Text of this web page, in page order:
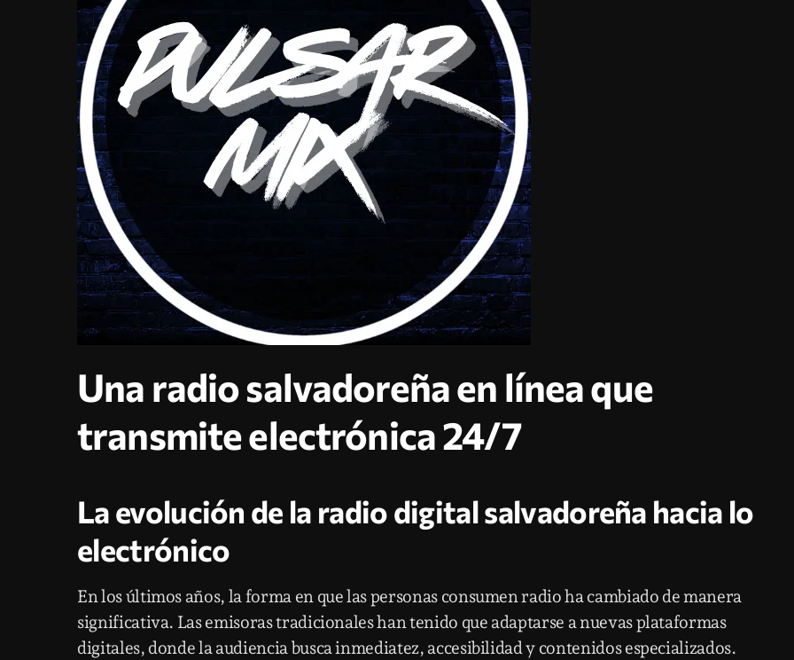
Una radio salvadoreña en línea que
transmite electrónica 24/7
La evolución de la radio digital salvadoreña hacia lo
electrónico
En los últimos años, la forma en que las personas consumen radio ha cambiado de manera
significativa. Las emisoras tradicionales han tenido que adaptarse a nuevas plataformas
digitales, donde la audiencia busca inmediatez, accesibilidad y contenidos especializados.